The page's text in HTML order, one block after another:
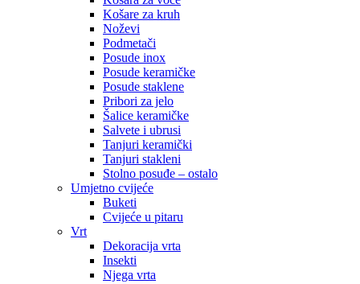
Košare za kruh
Noževi
Podmetači
Posude inox
Posude keramičke
Posude staklene
Pribori za jelo
Šalice keramičke
Salvete i ubrusi
Tanjuri keramički
Tanjuri stakleni
Stolno posuđe – ostalo
Umjetno cvijeće
Buketi
Cvijeće u pitaru
Vrt
Dekoracija vrta
Insekti
Njega vrta